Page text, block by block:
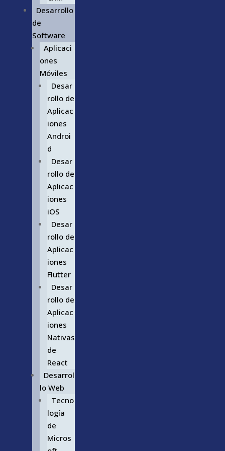
Desarrollo
de
Software
Aplicaci
ones
Móviles
Desar
rollo de
Aplicac
iones
Androi
d
Desar
rollo de
Aplicac
iones
iOS
Desar
rollo de
Aplicac
iones
Flutter
Desar
rollo de
Aplicac
iones
Nativas
de
React
Desarrol
lo Web
Tecno
logía
de
Micros